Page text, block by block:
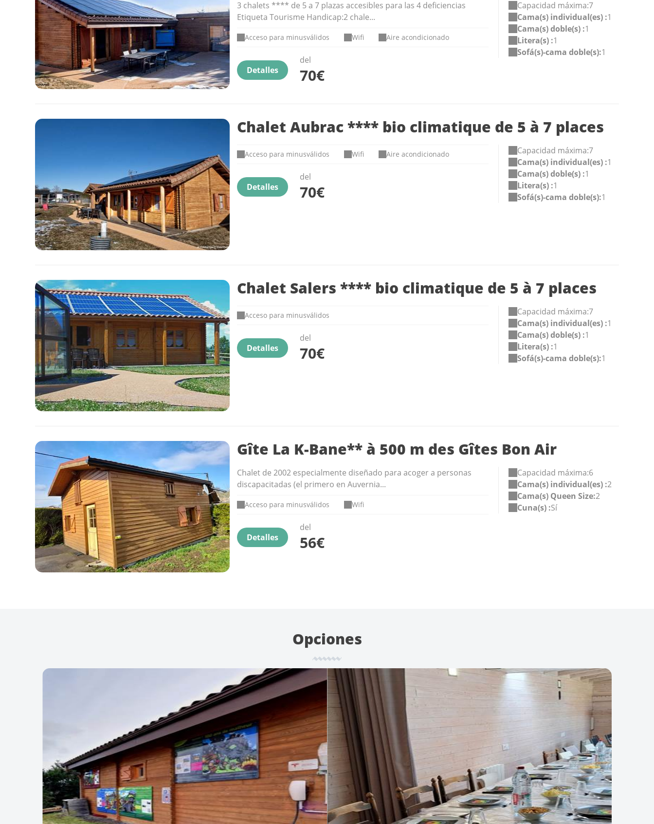
Capacidad máxima:7
Cama(s) individual(es) :1
Cama(s) doble(s) :1
Litera(s) :1
Sofá(s)-cama doble(s):1
3 chalets **** de 5 a 7 plazas accesibles para las 4 deficiencias
Etiqueta Tourisme Handicap:2 chale...
Acceso para minusválidos Wifi Aire acondicionado
Detalles
del
70€
Chalet Aubrac **** bio climatique de 5 à 7 places
Capacidad máxima:7
Cama(s) individual(es) :1
Cama(s) doble(s) :1
Litera(s) :1
Sofá(s)-cama doble(s):1
Acceso para minusválidos Wifi Aire acondicionado
Detalles
del
70€
Chalet Salers **** bio climatique de 5 à 7 places
Capacidad máxima:7
Cama(s) individual(es) :1
Cama(s) doble(s) :1
Litera(s) :1
Sofá(s)-cama doble(s):1
Acceso para minusválidos
Detalles
del
70€
Gîte La K-Bane** à 500 m des Gîtes Bon Air
Capacidad máxima:6
Cama(s) individual(es) :2
Cama(s) Queen Size:2
Cuna(s) :Sí
Chalet de 2002 especialmente diseñado para acoger a personas
discapacitadas (el primero en Auvernia...
Acceso para minusválidos Wifi
Detalles
del
56€
Opciones